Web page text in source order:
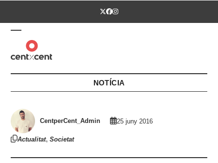
Twitter
Facebook
Instagram
Open
mobile
menu
Close
mobile
menu
NOTÍCIA
CentperCent_Admin 25 juny 2016
Actualitat,Societat